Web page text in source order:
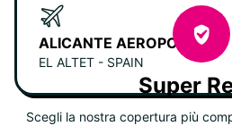
ALICANTE AEROPORTO
EL ALTET - SPAIN
Super
Scegli la nostra copertura più